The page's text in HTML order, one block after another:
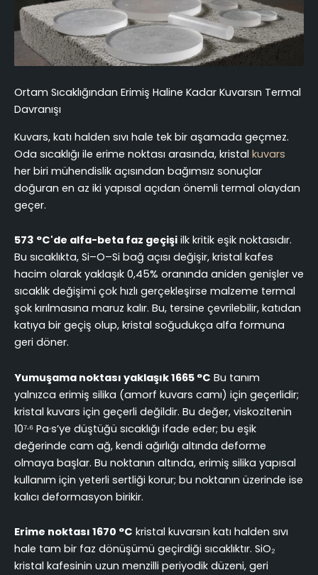
Ortam Sıcaklığından Erimiş Haline Kadar Kuvarsın Termal
Davranışı
Kuvars, katı halden sıvı hale tek bir aşamada geçmez.
Oda sıcaklığı ile erime noktası arasında, kristal kuvars
her biri mühendislik açısından bağımsız sonuçlar
doğuran en az iki yapısal açıdan önemli termal olaydan
geçer.
573 °C'de alfa-beta faz geçişi ilk kritik eşik noktasıdır.
Bu sıcaklıkta, Si–O–Si bağ açısı değişir, kristal kafes
hacim olarak yaklaşık 0,45% oranında aniden genişler ve
sıcaklık değişimi çok hızlı gerçekleşirse malzeme termal
şok kırılmasına maruz kalır. Bu, tersine çevrilebilir, katıdan
katıya bir geçiş olup, kristal soğudukça alfa formuna
geri döner.
Yumuşama noktası yaklaşık 1665 °C Bu tanım
yalnızca erimiş silika (amorf kuvars camı) için geçerlidir;
kristal kuvars için geçerli değildir. Bu değer, viskozitenin
10⁷·⁶ Pa·s’ye düştüğü sıcaklığı ifade eder; bu eşik
değerinde cam ağ, kendi ağırlığı altında deforme
olmaya başlar. Bu noktanın altında, erimiş silika yapısal
kullanım için yeterli sertliği korur; bu noktanın üzerinde ise
kalıcı deformasyon birikir.
Erime noktası 1670 °C kristal kuvarsın katı halden sıvı
hale tam bir faz dönüşümü geçirdiği sıcaklıktır. SiO₂
kristal kafesinin uzun menzilli periyodik düzeni, geri